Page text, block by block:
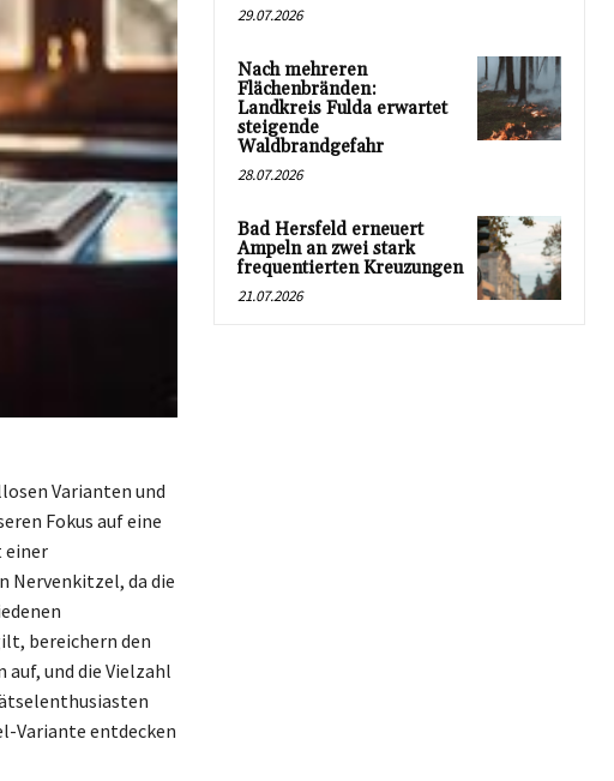
Varianten und
Fokus auf eine
einer
Nervenkitzel, da die
bereichern den
und die Vielzahl
Variante entdecken
29.07.2026
Nach mehreren
Flächenbränden:
Landkreis Fulda erwartet
steigende
Waldbrandgefahr
28.07.2026
Bad Hersfeld erneuert
Ampeln an zwei stark
frequentierten Kreuzungen
21.07.2026